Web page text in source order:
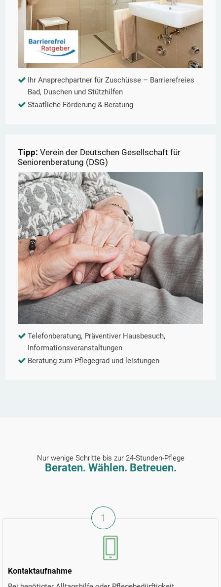
Ihr Ansprechpartner für Zuschüsse – Barrierefreies
Bad, Duschen und Stützhilfen
Staatliche Förderung & Beratung
Tipp: Verein der Deutschen Gesellschaft für
Seniorenberatung (DSG)
Telefonberatung, Präventiver Hausbesuch,
Informationsveranstaltungen
Beratung zum Pflegegrad und leistungen
Nur wenige Schritte bis zur 24-Stunden-Pflege
Beraten. Wählen. Betreuen.
Kontaktaufnahme
1